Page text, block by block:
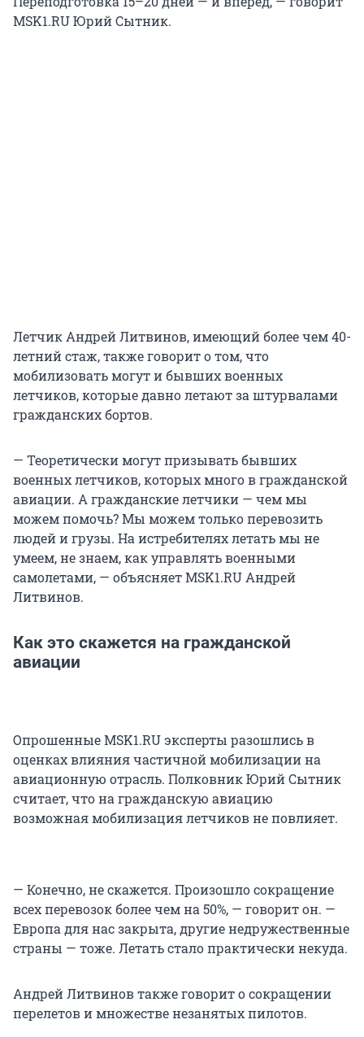
MSK1.RU Юрий Сытник.
Летчик Андрей Литвинов, имеющий более чем 40-
летний стаж, также говорит о том, что
мобилизовать могут и бывших военных
летчиков, которые давно летают за штурвалами
гражданских бортов.
— Теоретически могут призывать бывших
военных летчиков, которых много в гражданской
авиации. А гражданские летчики — чем мы
можем помочь? Мы можем только перевозить
людей и грузы. На истребителях летать мы не
умеем, не знаем, как управлять военными
самолетами, — объясняет MSK1.RU Андрей
Литвинов.
Как это скажется на гражданской
авиации
Опрошенные MSK1.RU эксперты разошлись в
оценках влияния частичной мобилизации на
авиационную отрасль. Полковник Юрий Сытник
считает, что на гражданскую авиацию
возможная мобилизация летчиков не повлияет.
— Конечно, не скажется. Произошло сокращение
всех перевозок более чем на 50%, — говорит он. —
Европа для нас закрыта, другие недружественные
страны — тоже. Летать стало практически некуда.
Андрей Литвинов также говорит о сокращении
перелетов и множестве незанятых пилотов.